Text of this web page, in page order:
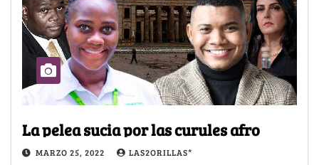
La pelea sucia por las curules afro
MARZO 25, 2022 LAS2ORILLAS*